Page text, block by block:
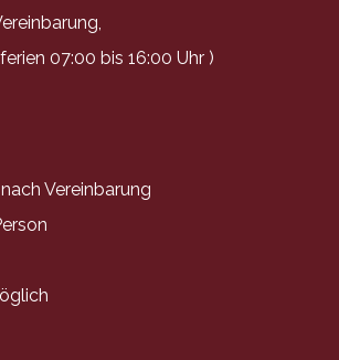
07:00 bis 16:00 Uhr )
Vereinbarung